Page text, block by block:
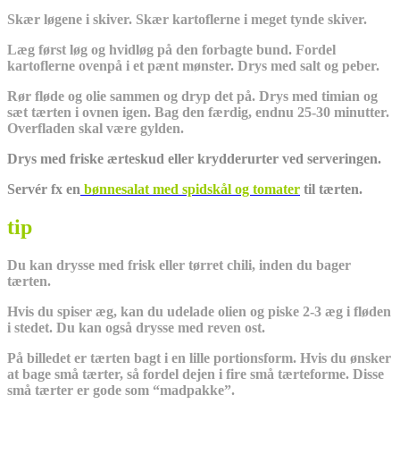
Skær løgene i skiver. Skær kartoflerne i meget tynde skiver.
Læg først løg og hvidløg på den forbagte bund. Fordel
kartoflerne ovenpå i et pænt mønster. Drys med salt og peber.
Rør fløde og olie sammen og dryp det på. Drys med timian og
sæt tærten i ovnen igen. Bag den færdig, endnu 25-30 minutter.
Overfladen skal være gylden.
Drys med friske ærteskud eller krydderurter ved serveringen.
Servér fx en bønnesalat med spidskål og tomater til tærten.
tip
Du kan drysse med frisk eller tørret chili, inden du bager
tærten.
Hvis du spiser æg, kan du udelade olien og piske 2-3 æg i fløden
i stedet. Du kan også drysse med reven ost.
På billedet er tærten bagt i en lille portionsform. Hvis du ønsker
at bage små tærter, så fordel dejen i fire små tærteforme. Disse
små tærter er gode som “madpakke”.